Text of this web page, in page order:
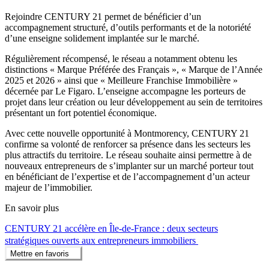
Rejoindre CENTURY 21 permet de bénéficier d’un
accompagnement structuré, d’outils performants et de la notoriété
d’une enseigne solidement implantée sur le marché.
Régulièrement récompensé, le réseau a notamment obtenu les
distinctions « Marque Préférée des Français », « Marque de l’Année
2025 et 2026 » ainsi que « Meilleure Franchise Immobilière »
décernée par Le Figaro. L’enseigne accompagne les porteurs de
projet dans leur création ou leur développement au sein de territoires
présentant un fort potentiel économique.
Avec cette nouvelle opportunité à Montmorency, CENTURY 21
confirme sa volonté de renforcer sa présence dans les secteurs les
plus attractifs du territoire. Le réseau souhaite ainsi permettre à de
nouveaux entrepreneurs de s’implanter sur un marché porteur tout
en bénéficiant de l’expertise et de l’accompagnement d’un acteur
majeur de l’immobilier.
En savoir plus
CENTURY 21 accélère en Île-de-France : deux secteurs
stratégiques ouverts aux entrepreneurs immobiliers
Mettre en favoris